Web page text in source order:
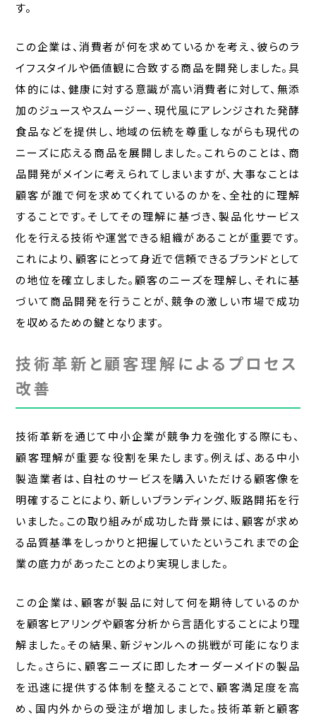
す。
この企業は、消費者が何を求めているかを考え、彼らのラ
イフスタイルや価値観に合致する商品を開発しました。具
体的には、健康に対する意識が高い消費者に対して、無添
加のジュースやスムージー、現代風にアレンジされた発酵
食品などを提供し、地域の伝統を尊重しながらも現代の
ニーズに応える商品を展開しました。これらのことは、商
品開発がメインに考えられてしまいますが、大事なことは
顧客が誰で何を求めてくれているのかを、全社的に理解
することです。そしてその理解に基づき、製品化サービス
化を行える技術や運営できる組織があることが重要です。
これにより、顧客にとって身近で信頼できるブランドとして
の地位を確立しました。顧客のニーズを理解し、それに基
づいて商品開発を行うことが、競争の激しい市場で成功
を収めるための鍵となります。
技術革新と顧客理解によるプロセス
改善
技術革新を通じて中小企業が競争力を強化する際にも、
顧客理解が重要な役割を果たします。例えば、ある中小
製造業者は、自社のサービスを購入いただける顧客像を
明確することにより、新しいブランディング、販路開拓を行
いました。この取り組みが成功した背景には、顧客が求め
る品質基準をしっかりと把握していたというこれまでの企
業の底力があったことのより実現しました。
この企業は、顧客が製品に対して何を期待しているのか
を顧客ヒアリングや顧客分析から言語化することにより理
解ました。その結果、新ジャンルへの挑戦が可能になりま
した。さらに、顧客ニーズに即したオーダーメイドの製品
を迅速に提供する体制を整えることで、顧客満足度を高
め、国内外からの受注が増加しました。技術革新と顧客